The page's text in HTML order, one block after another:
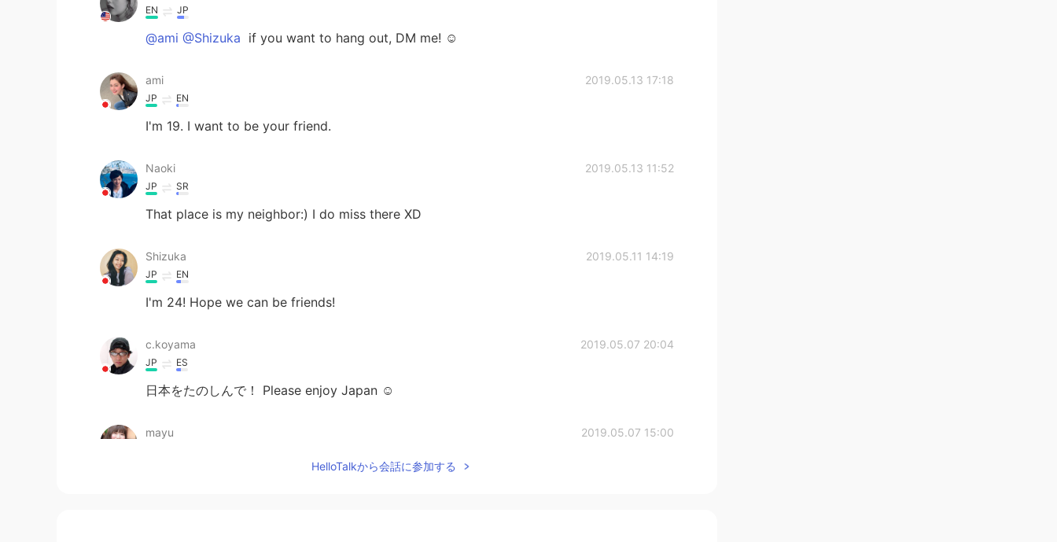
EN JP
@ami @Shizuka if you want to hang out, DM me! ☺️
ami 2019.05.13 17:18
JP EN
I'm 19. I want to be your friend.
Naoki 2019.05.13 11:52
JP SR
That place is my neighbor:) I do miss there XD
Shizuka 2019.05.11 14:19
JP EN
I'm 24! Hope we can be friends!
c.koyama 2019.05.07 20:04
JP ES
日本をたのしんで！ Please enjoy Japan ☺
mayu 2019.05.07 15:00
HelloTalkから会話に参加する